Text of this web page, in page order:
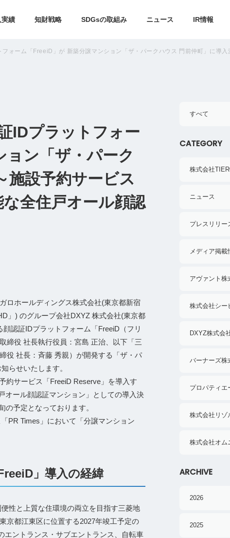
実績 知財戦略 SDGsの取組み ニュース IR情報
フォーム「FreeiD」が 新築分譲マンション「ザ・パークハウス 門前仲町」に
IDプラットフォー
ン「ザ・パーク
施設予約サービス
全住戸オール顔認
ロホールディングス株式会社(東京都新宿
」) のグループ会社DXYZ 株式会社(東京都
認証IDプラットフォーム「FreeiD（フリ
締役 社長執行役員：宮島 正治、以下「三
役 社長：斉藤 秀親）が開発する「ザ・パ
らせいたします。
約サービス「FreeiD Reserve」を導入す
オール顔認証マンション」としての導入決
の予定となっております。
PR Times」において「分譲マンション
」導入の経緯
性と上質な住環境の両立を目指す三菱地
京都江東区に位置する2027年竣工予定の
エントランス・サブエントランス、自転車
すべて
CATEGORY
株式会社
ニュース
プレスリリー
メディア掲載
アヴァント株
株式会社シー
DXYZ株式会
バーナーズ株
プロパティエ
株式会社リゾ
株式会社オム
ARCHIVE
2026
2025